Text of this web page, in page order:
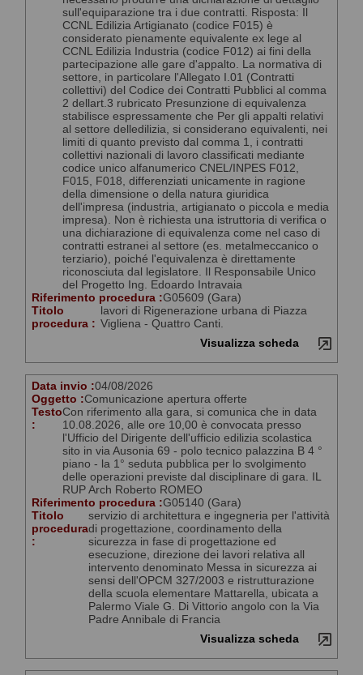
sull'equiparazione tra i due contratti. Risposta: Il
CCNL Edilizia Artigianato (codice F015) è
considerato pienamente equivalente ex lege al
CCNL Edilizia Industria (codice F012) ai fini della
partecipazione alle gare d'appalto. La normativa di
settore, in particolare l'Allegato I.01 (Contratti
collettivi) del Codice dei Contratti Pubblici al comma
2 dellart.3 rubricato Presunzione di equivalenza
stabilisce espressamente che Per gli appalti relativi
al settore delledilizia, si considerano equivalenti, nei
limiti di quanto previsto dal comma 1, i contratti
collettivi nazionali di lavoro classificati mediante
codice unico alfanumerico CNEL/INPES F012,
F015, F018, differenziati unicamente in ragione
della dimensione o della natura giuridica
dell'impresa (industria, artigianato o piccola e media
impresa). Non è richiesta una istruttoria di verifica o
una dichiarazione di equivalenza come nel caso di
contratti estranei al settore (es. metalmeccanico o
terziario), poiché l'equivalenza è direttamente
riconosciuta dal legislatore. Il Responsabile Unico
del Progetto Ing. Edoardo Intravaia
Riferimento procedura :G05609 (Gara)
Titolo
procedura :
lavori di Rigenerazione urbana di Piazza
Vigliena - Quattro Canti.
Visualizza scheda
Data invio :04/08/2026
Oggetto :Comunicazione apertura offerte
Testo
:
Con riferimento alla gara, si comunica che in data
10.08.2026, alle ore 10,00 è convocata presso
l'Ufficio del Dirigente dell'ufficio edilizia scolastica
sito in via Ausonia 69 - polo tecnico palazzina B 4 °
piano - la 1° seduta pubblica per lo svolgimento
delle operazioni previste dal disciplinare di gara. IL
RUP Arch Roberto ROMEO
Riferimento procedura :G05140 (Gara)
Titolo
procedura
:
servizio di architettura e ingegneria per l'attività
di progettazione, coordinamento della
sicurezza in fase di progettazione ed
esecuzione, direzione dei lavori relativa all
intervento denominato Messa in sicurezza ai
sensi dell'OPCM 327/2003 e ristrutturazione
della scuola elementare Mattarella, ubicata a
Palermo Viale G. Di Vittorio angolo con la Via
Padre Annibale di Francia
Visualizza scheda